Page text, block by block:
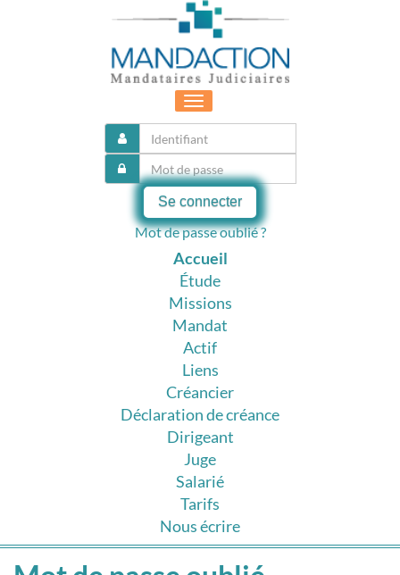
Toggle
navigation
Se connecter
Mot de passe oublié ?
Accueil
Étude
Missions
Mandat
Actif
Liens
Créancier
Déclaration de créance
Dirigeant
Juge
Salarié
Tarifs
Nous écrire